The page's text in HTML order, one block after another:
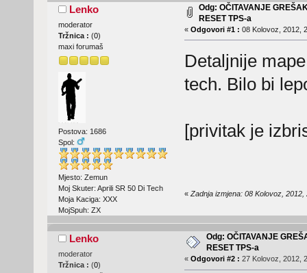
Lenko
moderator
Tržnica : (0)
maxi forumaš
Postova: 1686
Spol:
Mjesto: Zemun
Moj Skuter: Aprili SR 50 Di Tech
Moja Kaciga: XXX
MojSpuh: ZX
Odg: OČITAVANJE
RESET TPS-a
« Odgovori #1 : 08 Kolovoz, 2012,
Detaljnije
tech. Bilo bi
[privitak je
« Zadnja izmjena: 08 Kolovoz, 2012,
Lenko
moderator
Tržnica : (0)
Odg: OČITAVANJE
RESET TPS-a
« Odgovori #2 : 27 Kolovoz, 2012,